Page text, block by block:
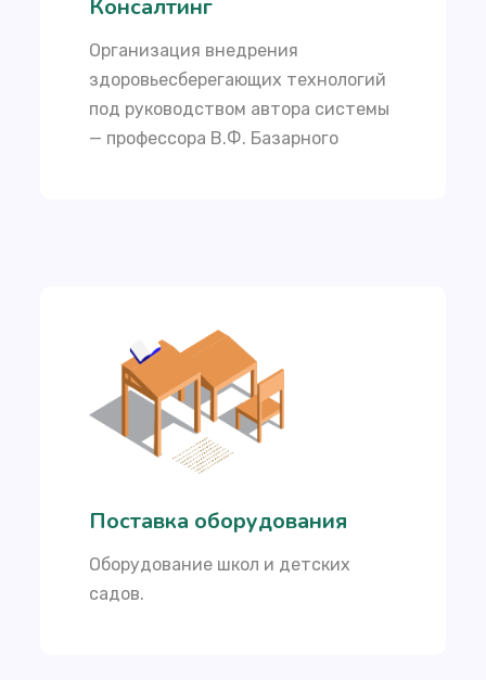
Консалтинг
Организация внедрения
здоровьесберегающих технологий
под руководством автора системы
— профессора В.Ф. Базарного
Поставка оборудования
Оборудование школ и детских
садов.